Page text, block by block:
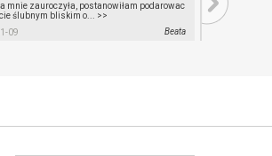
mnie zauroczyła, postanowiłam podarowac
ślubnym bliskim o... >>
09
Beata